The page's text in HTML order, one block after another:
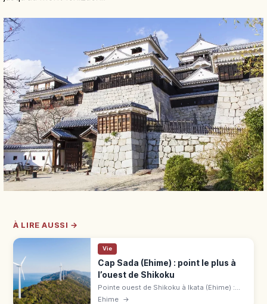
À LIRE AUSSI →
Vie
Cap Sada (Ehime) : point le plus à
l’ouest de Shikoku
Pointe ouest de Shikoku à Ikata (Ehime) :
phare blanc, observatoire Tsubakiyama,
Ehime →